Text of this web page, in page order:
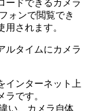
ードできるカメラ
ォンで閲覧でき
されます。
ルタイムにカメラ
インターネット上
です。
い、カメラ自体